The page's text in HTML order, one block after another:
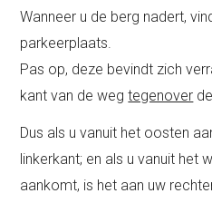
Wanneer u de berg nadert,
parkeerplaats.
Pas op, deze bevindt zich
kant van de wegtegenover
Dus als u vanuit het oosten
linkerkant; en als u vanuit het
aankomt, is het aan uw